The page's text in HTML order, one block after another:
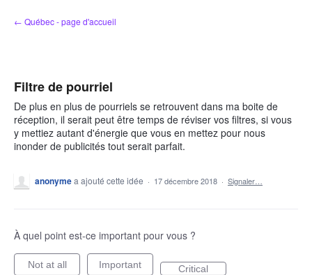
Aller
au
← Québec - page d'accueil
Filtre de pourriel
De plus en plus de pourriels se retrouvent dans ma boite de
réception, il serait peut être temps de réviser vos filtres, si vous
y mettiez autant d'énergie que vous en mettez pour nous
inonder de publicités tout serait parfait.
anonymea ajouté cette idée · 17 décembre 2018 · Signaler…
À quel point est-ce important pour vous ?
Not at all Important Critical